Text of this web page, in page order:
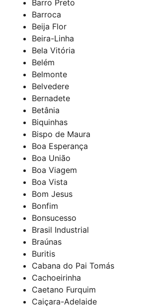
Barro Preto
Barroca
Beija Flor
Beira-Linha
Bela Vitória
Belém
Belmonte
Belvedere
Bernadete
Betânia
Biquinhas
Bispo de Maura
Boa Esperança
Boa União
Boa Viagem
Boa Vista
Bom Jesus
Bonfim
Bonsucesso
Brasil Industrial
Braúnas
Buritis
Cabana do Pai Tomás
Cachoeirinha
Caetano Furquim
Caiçara-Adelaide